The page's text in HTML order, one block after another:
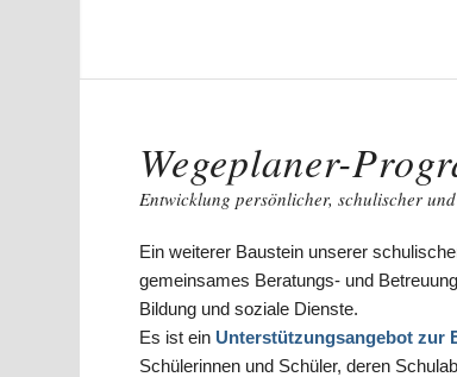
Wegeplaner-
Entwicklung persönlicher, schulischer
Ein weiterer Baustein unserer
gemeinsames Beratungs- und
Bildung und soziale Dienste.
Es ist ein Unterstützungsangebot zur
Schülerinnen und Schüler, deren